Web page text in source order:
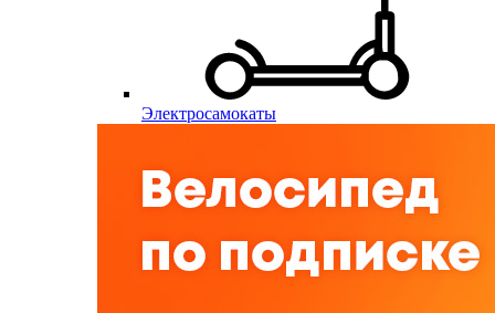
Электросамокаты